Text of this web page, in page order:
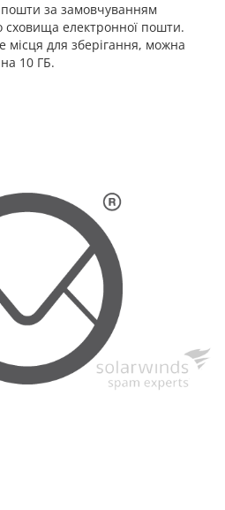
пошти за замовчуванням
сховища електронної пошти.
місця для зберігання, можна
на 10 ГБ.